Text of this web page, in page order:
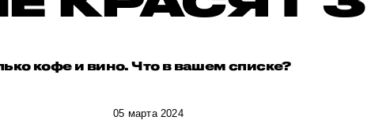
кофе и вино. Что в вашем списке?
05 марта 2024